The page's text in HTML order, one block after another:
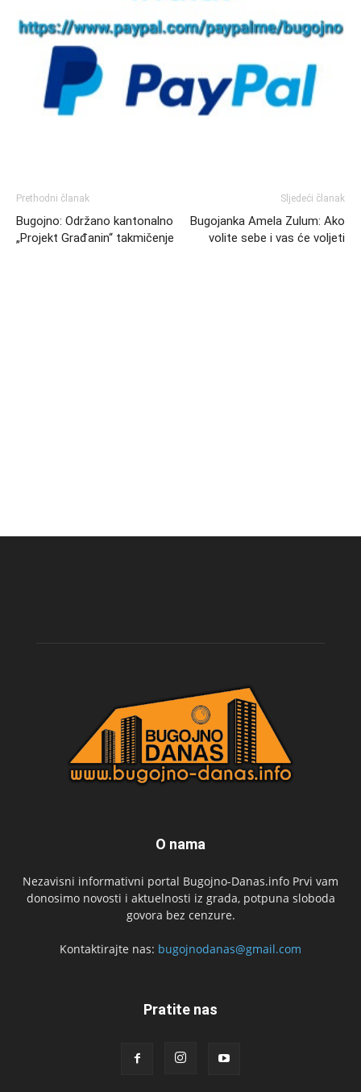
Prethodni članak
Bugojno: Održano kantonalno
„Projekt Građanin“ takmičenje
Sljedeći članak
Bugojanka Amela Zulum: Ako
volite sebe i vas će voljeti
O nama
Nezavisni informativni portal Bugojno-Danas.info Prvi vam
donosimo novosti i aktuelnosti iz grada, potpuna sloboda
govora bez cenzure.
Kontaktirajte nas: bugojnodanas@gmail.com
Pratite nas